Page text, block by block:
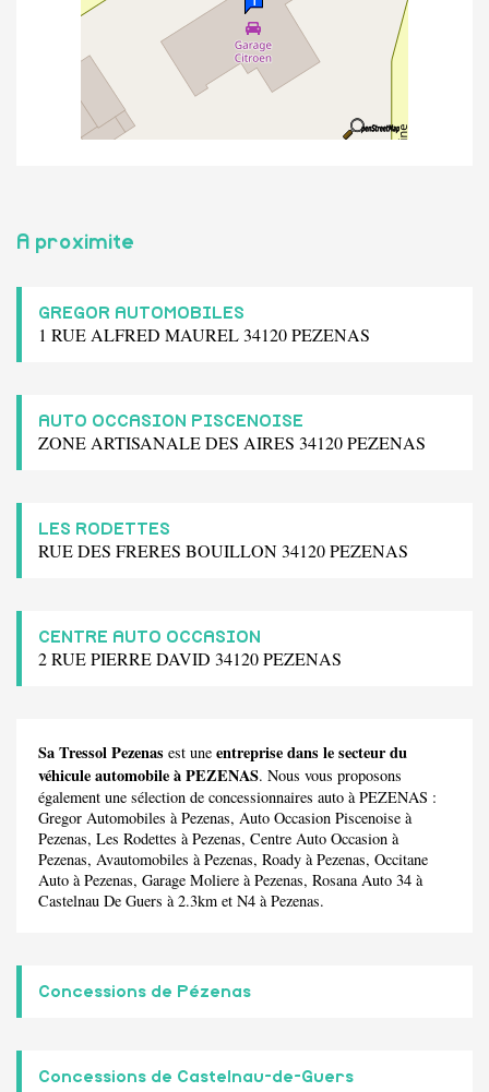
A proximite
GREGOR AUTOMOBILES
1 RUE ALFRED MAUREL 34120 PEZENAS
AUTO OCCASION PISCENOISE
ZONE ARTISANALE DES AIRES 34120 PEZENAS
LES RODETTES
RUE DES FRERES BOUILLON 34120 PEZENAS
CENTRE AUTO OCCASION
2 RUE PIERRE DAVID 34120 PEZENAS
Sa Tressol Pezenas est une entreprise dans le secteur du
véhicule automobile à PEZENAS. Nous vous proposons
également une sélection de concessionnaires auto à PEZENAS :
Gregor Automobiles à Pezenas, Auto Occasion Piscenoise à
Pezenas, Les Rodettes à Pezenas, Centre Auto Occasion à
Pezenas, Avautomobiles à Pezenas, Roady à Pezenas, Occitane
Auto à Pezenas, Garage Moliere à Pezenas, Rosana Auto 34 à
Castelnau De Guers à 2.3km et N4 à Pezenas.
Concessions de Pézenas
Concessions de Castelnau-de-Guers